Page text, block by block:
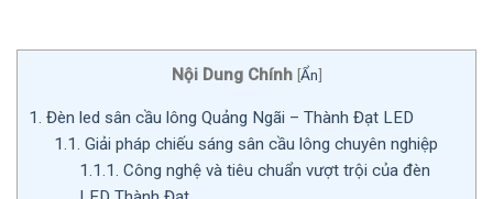
Nội Dung Chính [Ẩn]
1. Đèn led sân cầu lông Quảng Ngãi – Thành Đạt LED
1.1. Giải pháp chiếu sáng sân cầu lông chuyên nghiệp
1.1.1. Công nghệ và tiêu chuẩn vượt trội của đèn